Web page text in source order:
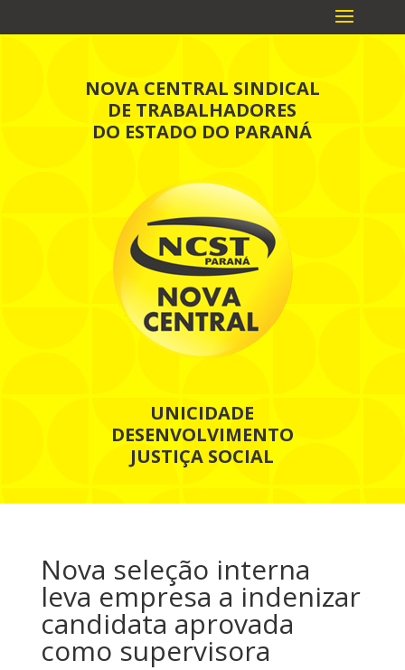
NOVA CENTRAL SINDICAL
DE TRABALHADORES
DO ESTADO DO PARANÁ
UNICIDADE
DESENVOLVIMENTO
JUSTIÇA SOCIAL
Nova seleção interna
leva empresa a indenizar
candidata aprovada
como supervisora